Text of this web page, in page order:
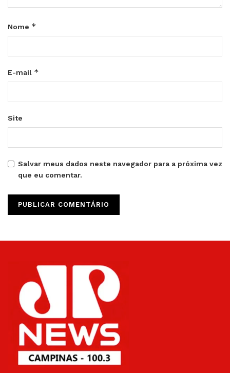
Nome *
E-mail *
Site
Salvar meus dados neste navegador para a próxima vez
que eu comentar.